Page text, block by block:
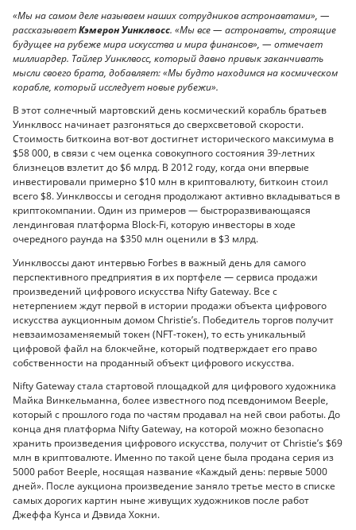
«Мы на самом деле называем наших сотрудников астронавтами», —
рассказываетКэмерон Уинклвосс. «Мы все — астронавты, строящие
будущее на рубеже мира искусства и мира финансов», — отмечает
миллиардер. Тайлер Уинклвосс, который давно привык заканчивать
мысли своего брата, добавляет: «Мы будто находимся на космическом
корабле, который исследует новые рубежи».
В этот солнечный мартовский день космический корабль братьев
Уинклвосс начинает разгоняться до сверхсветовой скорости.
Стоимость биткоина вот-вот достигнет исторического максимума в
$58 000, в связи с чем оценка совокупного состояния 39-летних
близнецов взлетит до $6 млрд. В 2012 году, когда они впервые
инвестировали примерно $10 млн в криптовалюту, биткоин стоил
всего $8. Уинклвоссы и сегодня продолжают активно вкладываться в
криптокомпании. Один из примеров — быстроразвивающаяся
лендинговая платформа Block-Fi, которую инвесторы в ходе
очередного раунда на $350 млн оценили в $3 млрд.
Уинклвоссы дают интервью Forbes в важный день для самого
перспективного предприятия в их портфеле — сервиса продажи
произведений цифрового искусства Nifty Gateway. Все с
нетерпением ждут первой в истории продажи объекта цифрового
искусства аукционным домом Christie’s. Победитель торгов получит
невзаимозаменяемый токен (NFT-токен), то есть уникальный
цифровой файл на блокчейне, который подтверждает его право
собственности на проданный объект цифрового искусства.
Nifty Gateway стала стартовой площадкой для цифрового художника
Майка Винкельманна, более известного под псевдонимом Beeple,
который с прошлого года по частям продавал на ней свои работы. До
конца дня платформа Nifty Gateway, на которой можно безопасно
хранить произведения цифрового искусства, получит от Christie’s $69
млн в криптовалюте. Именно по такой цене была продана серия из
5000 работ Beeple, носящая название «Каждый день: первые 5000
дней». После аукциона произведение заняло третье место в списке
самых дорогих картин ныне живущих художников после работ
Джеффа Кунса и Дэвида Хокни.